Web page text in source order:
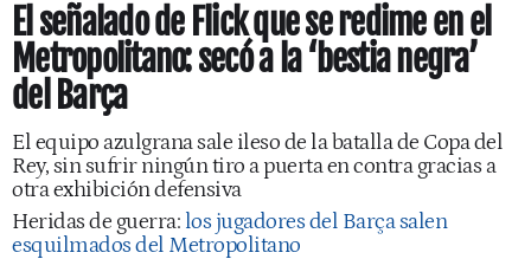
El señalado de Flick que se redime en el
Metropolitano: secó a la ‘bestia negra’
del Barça
El equipo azulgrana sale ileso de la batalla de Copa del
Rey, sin sufrir ningún tiro a puerta en contra gracias a
otra exhibición defensiva
Heridas de guerra: los jugadores del Barça salen
esquilmados del Metropolitano